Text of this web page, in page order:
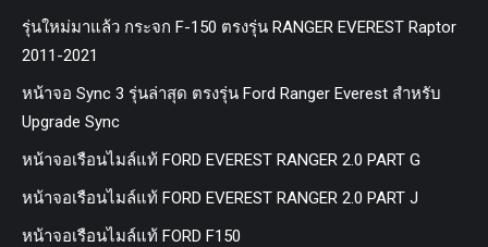
รุ่นใหม่มาแล้ว กระจก F-150 ตรงรุ่น RANGER EVEREST Raptor
2011-2021
หน้าจอ Sync 3 รุ่นล่าสุด ตรงรุ่น Ford Ranger Everest สำหรับ
Upgrade Sync
หน้าจอเรือนไมล์แท้ FORD EVEREST RANGER 2.0 PART G
หน้าจอเรือนไมล์แท้ FORD EVEREST RANGER 2.0 PART J
หน้าจอเรือนไมล์แท้ FORD F150